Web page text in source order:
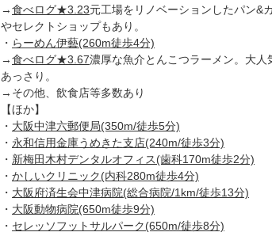
→食べログ★3.23元工場をリノベーションしたパン&
やセレクトショップもあり。
・ らーめん伊藝(260m徒歩4分)
→食べログ★3.67濃厚な魚介とんこつラーメン。大人
あっさり。
→その他、飲食店等多数あり
【ほか】
・ 大阪中津六郵便局(350m/徒歩5分)
・ 永和信用金庫うめきた支店(240m/徒歩3分)
・ 新梅田木村デンタルオフィス(歯科170m徒歩2分)
・ かしいクリニック(内科280m徒歩4分)
・ 大阪府済生会中津病院(総合病院/1km/徒歩13分)
・ 大阪動物病院(650m徒歩9分)
・ セレッソフットサルパーク(650m/徒歩8分)